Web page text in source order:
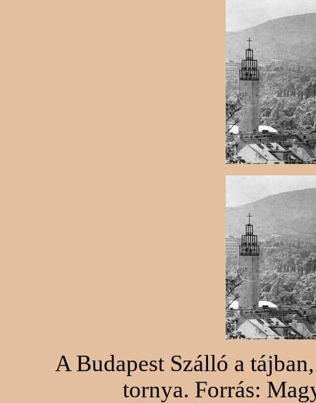
A Budapest Szálló a
tornya. Forrás: